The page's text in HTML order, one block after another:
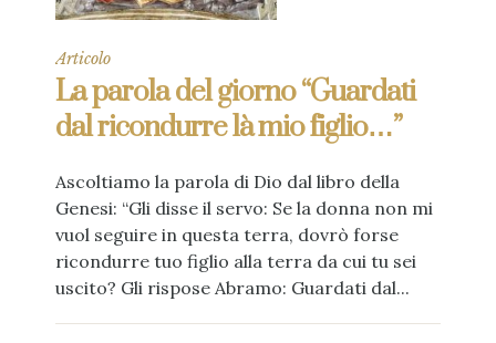
Articolo
La parola del giorno “Guardati
dal ricondurre là mio figlio…”
Ascoltiamo la parola di Dio dal libro della
Genesi: “Gli disse il servo: Se la donna non mi
vuol seguire in questa terra, dovrò forse
ricondurre tuo figlio alla terra da cui tu sei
uscito? Gli rispose Abramo: Guardati dal...